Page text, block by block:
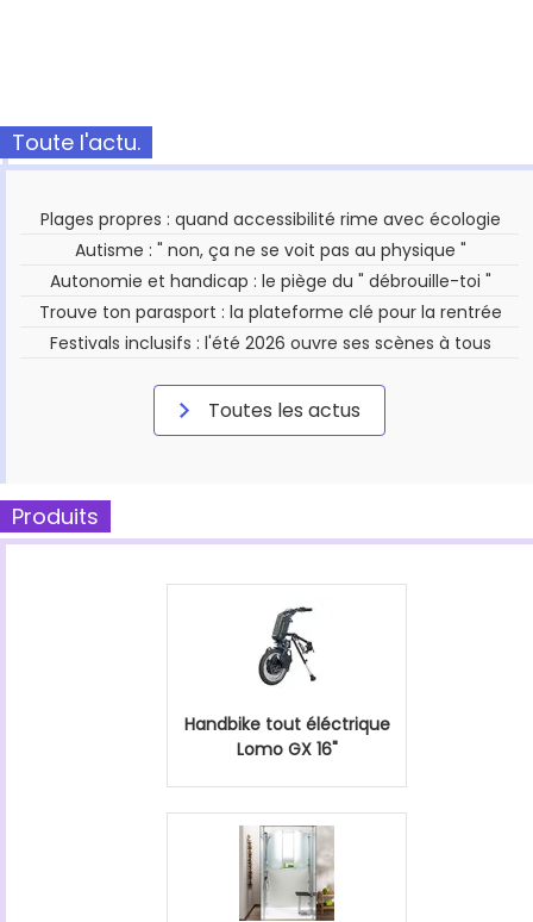
Toute l'actu.
Plages propres : quand accessibilité rime avec écologie
Autisme : " non, ça ne se voit pas au physique "
Autonomie et handicap : le piège du " débrouille-toi "
Trouve ton parasport : la plateforme clé pour la rentrée
Festivals inclusifs : l'été 2026 ouvre ses scènes à tous
Toutes les actus
Produits
Handbike tout éléctrique
Lomo GX 16"